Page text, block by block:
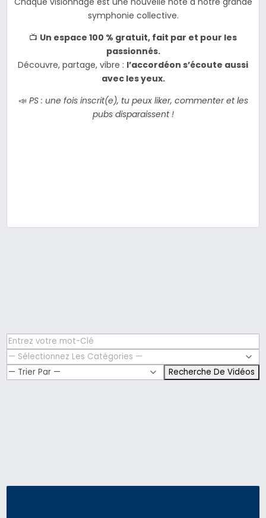
symphonie collective.
📺 Un espace 100 % gratuit, fait par et pour les
passionnés.
Découvre, partage, vibre : l’accordéon s’écoute aussi
avec les yeux.
📣 PS : une fois inscrit(e), tu peux liker, commenter et les
pubs disparaissent !